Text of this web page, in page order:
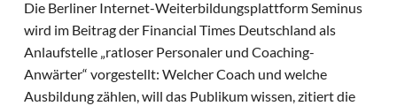
Die Berliner Internet-Weiterbildungsplattform Seminus
wird im Beitrag der Financial Times Deutschland als
Anlaufstelle „ratloser Personaler und Coaching-
Anwärter“ vorgestellt: Welcher Coach und welche
Ausbildung zählen, will das Publikum wissen, zitiert die